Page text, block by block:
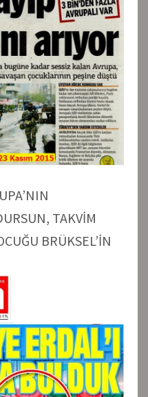
TAKVİM
BRÜKSEL’İN